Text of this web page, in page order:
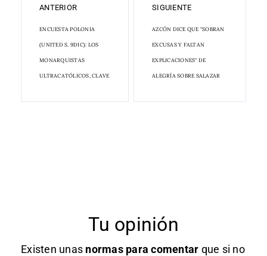
ANTERIOR
ENCUESTA POLONIA
(UNITED S. 9DIC): LOS
MONARQUISTAS
ULTRACATÓLICOS, CLAVE
SIGUIENTE
AZCÓN DICE QUE "SOBRAN
EXCUSAS Y FALTAN
EXPLICACIONES" DE
ALEGRÍA SOBRE SALAZAR
Tu opinión
Existen unas normas para comentar que si no